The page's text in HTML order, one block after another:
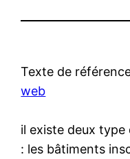
Texte de
web
il existe deux
: les bâtiments